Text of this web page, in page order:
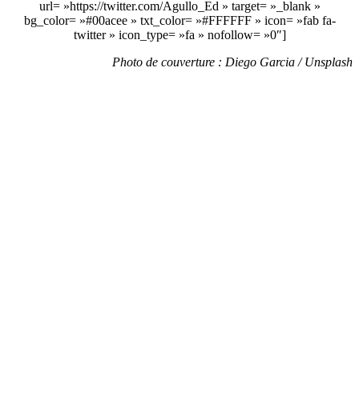
url= »https://twitter.com/Agullo_Ed » target= »_blank »
bg_color= »#00acee » txt_color= »#FFFFFF » icon= »fab fa-
twitter » icon_type= »fa » nofollow= »0″]
Photo de couverture : Diego Garcia / Unsplash